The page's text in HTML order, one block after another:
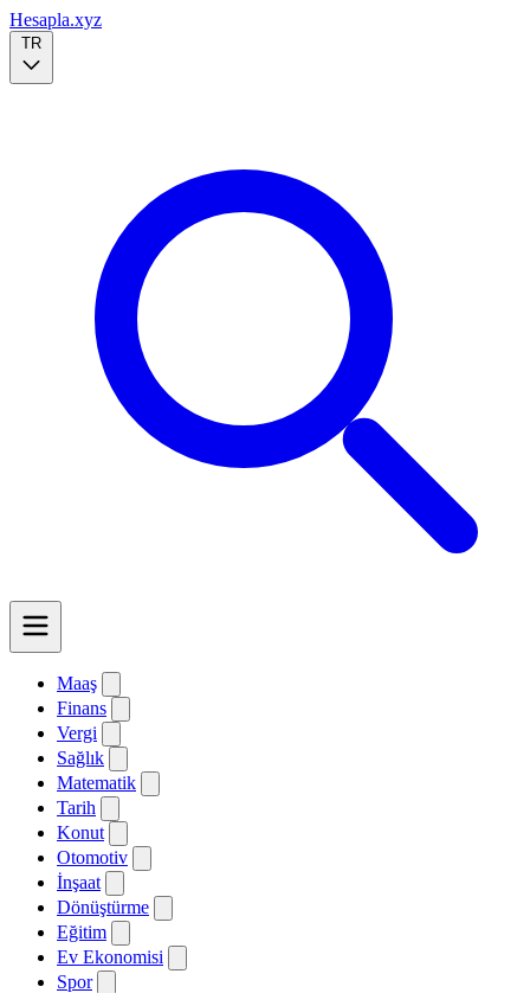
Hesapla.xyz
TR
Maaş
Finans
Vergi
Sağlık
Matematik
Tarih
Konut
Otomotiv
İnşaat
Dönüştürme
Eğitim
Ev Ekonomisi
Spor